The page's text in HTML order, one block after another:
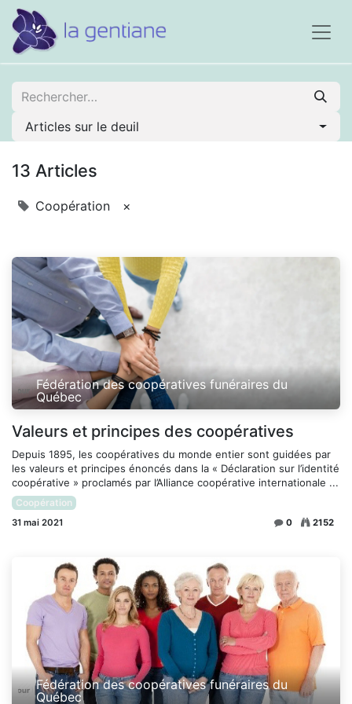
Articles sur le deuil
13 Articles
Coopération ×
Fédération des coopératives funéraires du
Québec
Valeurs et principes des coopératives
Depuis 1895, les coopératives du monde entier sont guidées par
les valeurs et principes énoncés dans la « Déclaration sur l’identité
coopérat​ive » proclamés par l’Alliance coopérative internationale ...
Coopération
31 mai 2021 0 2152
Fédération des coopératives funéraires du
Québec